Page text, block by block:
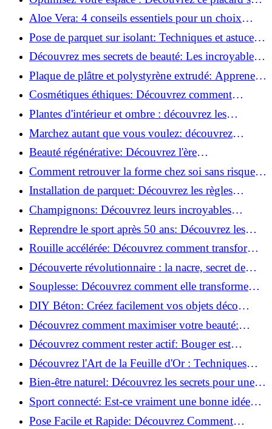
rampant à portes coulissantes!
Aloe Vera: 4 conseils essentiels pour un choix
parfait!
Pose de parquet sur isolant: Techniques et astuces
pour un sol parfait!
Découvrez mes secrets de beauté: Les incroyables
vertus du raisin!
Plaque de plâtre et polystyrène extrudé: Apprenez
à les coller efficacement!
Cosmétiques éthiques: Découvrez comment
transformer votre routine beauté!
Plantes d'intérieur et ombre : découvrez les
meilleures pour votre maison !
Marchez autant que vous voulez: découvrez
pourquoi c'est bénéfique!
Beauté régénérative: Découvrez l'ère
révolutionnaire de la cosmétique verte!
Comment retrouver la forme chez soi sans risque
de blessure: Techniques et conseils sûrs!
Installation de parquet: Découvrez les règles
essentielles à respecter!
Champignons: Découvrez leurs incroyables
pouvoirs antioxydants!
Reprendre le sport après 50 ans: Découvrez les
meilleures méthodes!
Rouille accélérée: Découvrez comment transformer
la corrosion en déco tendance!
Découverte révolutionnaire : la nacre, secret de
régénération inouï !
Souplesse: Découvrez comment elle transforme
votre performance sportive!
DIY Béton: Créez facilement vos objets déco
tendance!
Découvrez comment maximiser votre beauté:
Astuces et secrets révélés!
Découvrez comment rester actif: Bouger est
toujours possible!
Découvrez l'Art de la Feuille d'Or : Techniques
Incontournables pour Réussir!
Bien-être naturel: Découvrez les secrets pour une
vie saine!
Sport connecté: Est-ce vraiment une bonne idée
pour vous?
Pose Facile et Rapide: Découvrez Comment